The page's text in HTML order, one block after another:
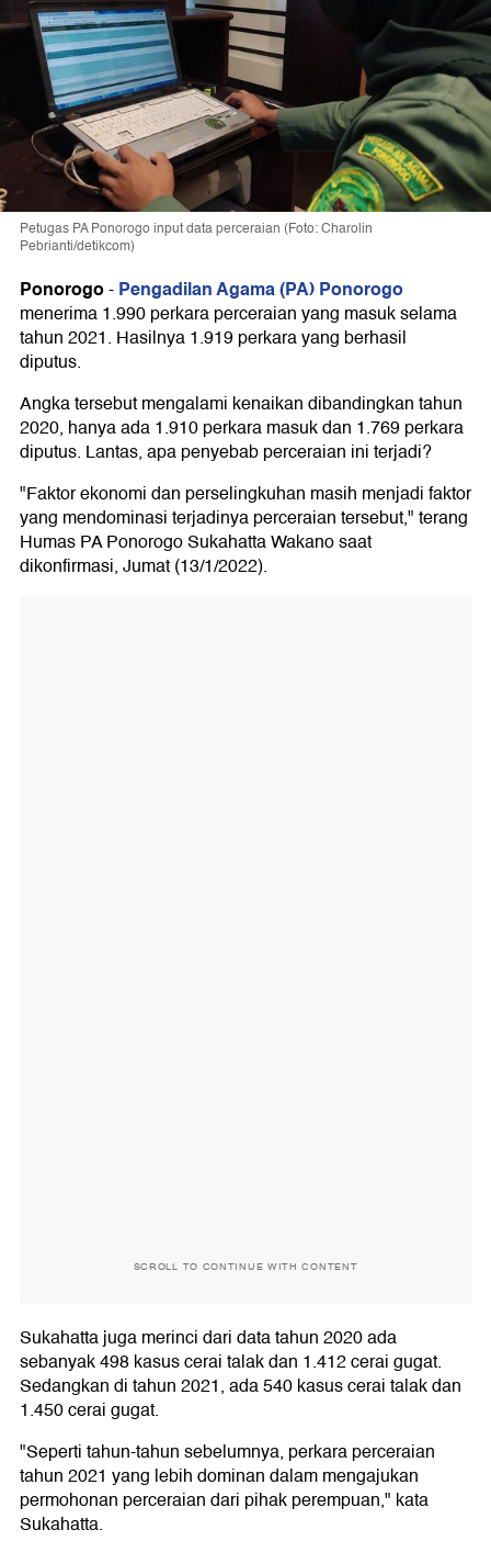
Petugas PA Ponorogo input data perceraian (Foto: Charolin
Pebrianti/detikcom)
Ponorogo-Pengadilan Agama (PA) Ponorogo
menerima 1.990 perkara perceraian yang masuk selama
tahun 2021. Hasilnya 1.919 perkara yang berhasil
diputus.
Angka tersebut mengalami kenaikan dibandingkan tahun
2020, hanya ada 1.910 perkara masuk dan 1.769 perkara
diputus. Lantas, apa penyebab perceraian ini terjadi?
"Faktor ekonomi dan perselingkuhan masih menjadi faktor
yang mendominasi terjadinya perceraian tersebut," terang
Humas PA Ponorogo Sukahatta Wakano saat
dikonfirmasi, Jumat (13/1/2022).
SCROLL TO CONTINUE WITH CONTENT
Sukahatta juga merinci dari data tahun 2020 ada
sebanyak 498 kasus cerai talak dan 1.412 cerai gugat.
Sedangkan di tahun 2021, ada 540 kasus cerai talak dan
1.450 cerai gugat.
"Seperti tahun-tahun sebelumnya, perkara perceraian
tahun 2021 yang lebih dominan dalam mengajukan
permohonan perceraian dari pihak perempuan," kata
Sukahatta.